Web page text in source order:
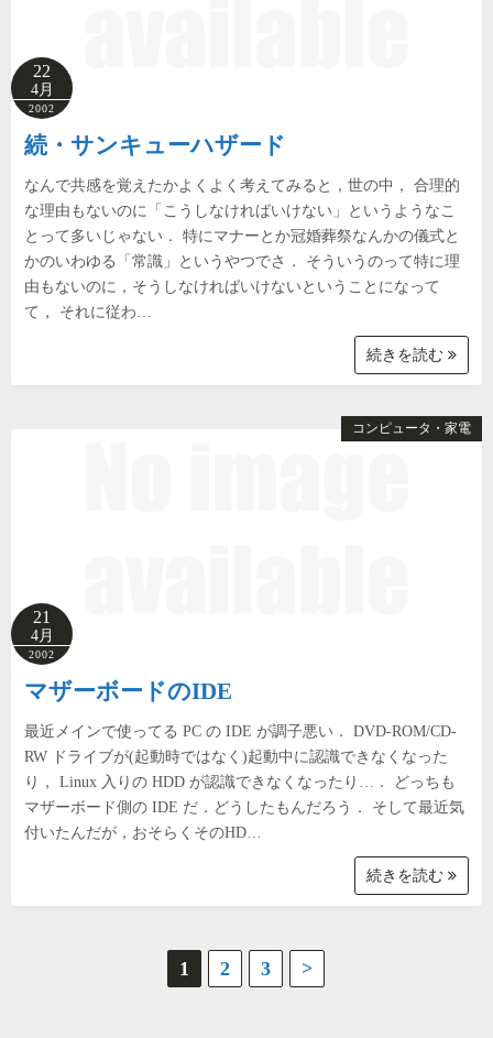
22
4月
2002
続・サンキューハザード
なんで共感を覚えたかよくよく考えてみると，世の中， 合理的
な理由もないのに「こうしなければいけない」というようなこ
とって多いじゃない． 特にマナーとか冠婚葬祭なんかの儀式と
かのいわゆる「常識」というやつでさ． そういうのって特に理
由もないのに，そうしなければいけないということになって
て， それに従わ…
続きを読む
コンピュータ・家電
21
4月
2002
マザーボードのIDE
最近メインで使ってる PC の IDE が調子悪い． DVD-ROM/CD-
RW ドライブが(起動時ではなく)起動中に認識できなくなった
り， Linux 入りの HDD が認識できなくなったり…． どっちも
マザーボード側の IDE だ．どうしたもんだろう． そして最近気
付いたんだが，おそらくそのHD…
続きを読む
1 2 3 >